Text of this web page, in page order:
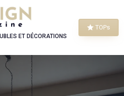
ET DÉCORATIONS
TOPs